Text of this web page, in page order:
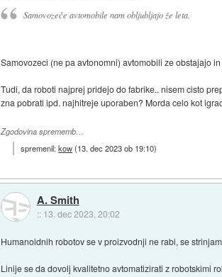
Samovozeče avtomobile nam obljubljajo že leta.
Samovozeci (ne pa avtonomni) avtomobili ze obstajajo
Tudi, da roboti najprej pridejo do fabrike.. nisem cisto
zna pobrati ipd. najhitreje uporaben? Morda celo kot
Zgodovina sprememb…
spremenil:kow(13. dec 2023 ob 19:10)
A. Smith
:: 13. dec 2023, 20:02
Humanoidnih robotov se v proizvodnji ne rabi, se
Linije se da dovolj kvalitetno avtomatizirati z robotskimi